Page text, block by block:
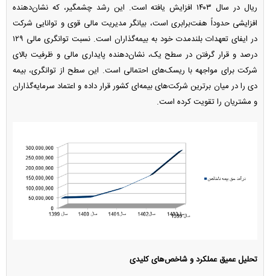
ریال در سال ۱۴۰۳ افزایش یافته است. این رشد چشمگیر، که نشان‌دهنده
افزایشی حدوداً هفت‌برابری است، بیانگر مدیریت مالی قوی و توانایی شرکت
در ایفای تعهدات بلندمدت خود به بیمه‌گذاران است. نسبت توانگری مالی ۱۲۹
درصد و قرار گرفتن در سطح یک، نشان‌دهنده پایداری مالی و ظرفیت بالای
شرکت برای مواجهه با ریسک‌های احتمالی است. این سطح از توانگری، بیمه
دی را در میان برترین شرکت‌های بیمه‌ای کشور قرار داده و اعتماد سرمایه‌گذاران
و مشتریان را تقویت کرده است.
تحلیل عمیق عملکرد و شاخص‌های کلیدی